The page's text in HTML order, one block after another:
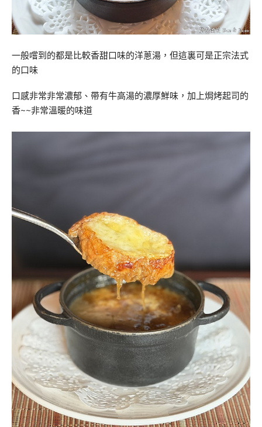
一般嚐到的都是比較香甜口味的洋蔥湯，但這裏可是正宗法式
的口味
口感非常非常濃郁、帶有牛高湯的濃厚鮮味，加上焗烤起司的
香~~非常溫暖的味道